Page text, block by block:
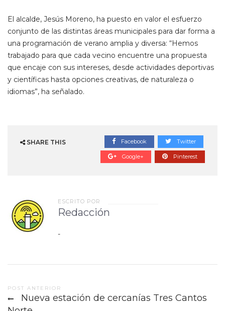
El alcalde, Jesús Moreno, ha puesto en valor el esfuerzo
conjunto de las distintas áreas municipales para dar forma a
una programación de verano amplia y diversa: “Hemos
trabajado para que cada vecino encuentre una propuesta
que encaje con sus intereses, desde actividades deportivas
y científicas hasta opciones creativas, de naturaleza o
idiomas”, ha señalado.
SHARE THIS Facebook Twitter
Google+ Pinterest
ESCRITO POR
Redacción
-
Post
POST ANTERIOR
Nueva estación de cercanías Tres Cantos